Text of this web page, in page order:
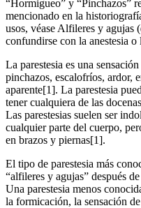
“Hormigueo” y “Pinchazos”
mencionado en la
usos, véase Alfileres y agujas
confundirse con la anestesia o
La parestesia es una
pinchazos, escalofríos, ardor,
aparente[1]. La parestesia
tener cualquiera de las
Las parestesias suelen ser
cualquier parte del cuerpo,
en brazos y piernas[1].
El tipo de parestesia más
“alfileres y agujas” después
Una parestesia menos
la formicación, la sensación